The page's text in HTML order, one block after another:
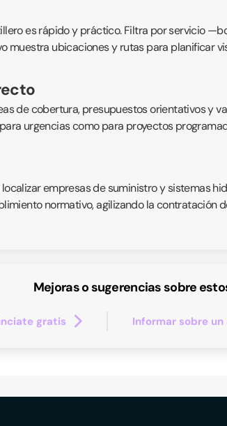
es rápido y práctico. Filtra por servicio
muestra ubicaciones y rutas para
de cobertura, presupuestos orientativos y
urgencias como para proyectos
empresas de suministro y sistemas
normativo, agilizando la contratación
Mejoras o sugerencias sobre
gratis Informar sobre